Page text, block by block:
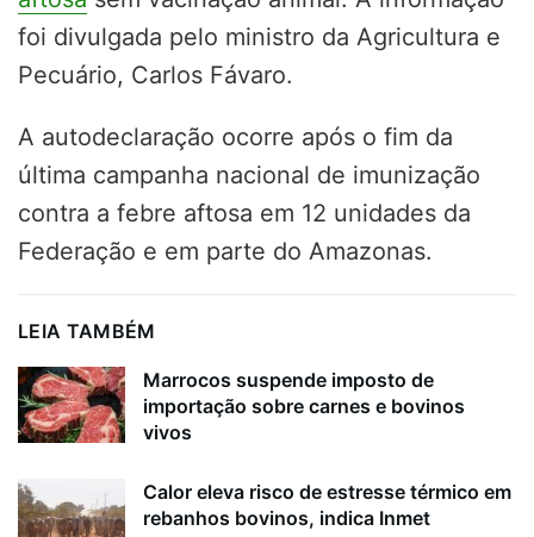
foi divulgada pelo ministro da Agricultura e
Pecuário, Carlos Fávaro.
A autodeclaração ocorre após o fim da
última campanha nacional de imunização
contra a febre aftosa em 12 unidades da
Federação e em parte do Amazonas.
LEIA TAMBÉM
Marrocos suspende imposto de
importação sobre carnes e bovinos
vivos
Calor eleva risco de estresse térmico em
rebanhos bovinos, indica Inmet